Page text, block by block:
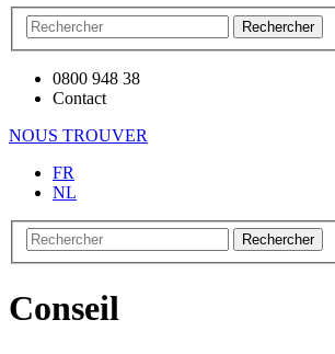
Rechercher
0800 948 38
Contact
NOUS TROUVER
FR
NL
Rechercher
Conseil